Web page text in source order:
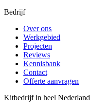
Bedrijf
Over ons
Werkgebied
Projecten
Reviews
Kennisbank
Contact
Offerte aanvragen
Kitbedrijf in heel Nederland